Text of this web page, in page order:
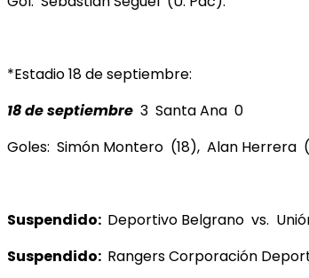
*Estadio 18 de septiembre:
18 de septiembre 3 Santa Ana 0
Goles: Simón Montero (18), Alan Herrera
Suspendido: Deportivo Belgrano vs.
Suspendido: Rangers Corporación